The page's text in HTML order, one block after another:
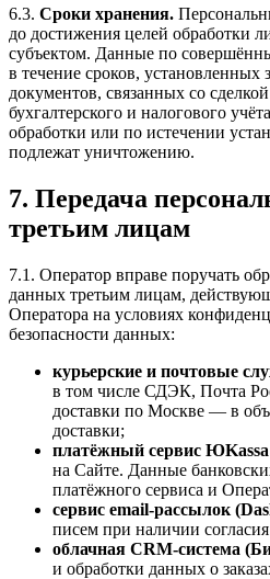
6.3. Сроки хранения.
до достижения целей обработки
субъектом. Данные по
в течение сроков, установленных
документов, связанных со
бухгалтерского и налогового
обработки или по истечении
подлежат уничтожению.
7. Передача
третьим лицам
7.1. Оператор вправе поручать
данных третьим лицам,
Оператора на условиях
безопасности данных:
курьерские и почтовые
в том числе СДЭК, Почта
доставки по Москве — в
доставки;
платёжный сервис ЮKassa
на Сайте. Данные
платёжного сервиса и
сервис email-рассылок
писем при наличии
облачная CRM-система
и обработки данных о